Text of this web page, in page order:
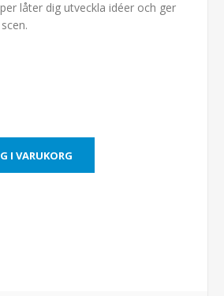
låter dig utveckla idéer och ger